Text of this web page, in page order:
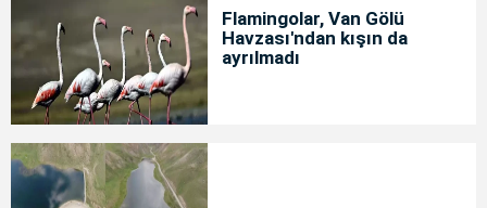
Flamingolar, Van Gölü
Havzası'ndan kışın da
ayrılmadı